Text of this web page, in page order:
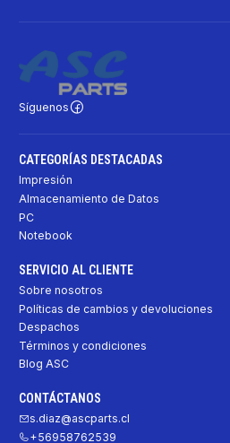
Síguenos
CATEGORÍAS DESTACADAS
Impresión
Almacenamiento de Datos
PC
Notebook
SERVICIO AL CLIENTE
Sobre nosotros
Políticas de cambios y devoluciones
Despachos
Términos y condiciones
Blog ASC
CONTÁCTANOS
s.diaz@ascparts.cl
+56958762539